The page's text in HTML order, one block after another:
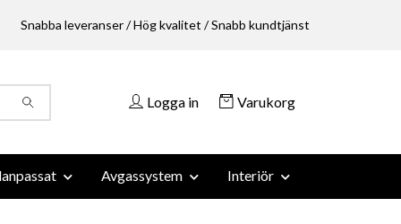
Snabba leveranser / Hög kvalitet / Snabb kundtjänst
Logga in Varukorg
Avgassystem Interiör